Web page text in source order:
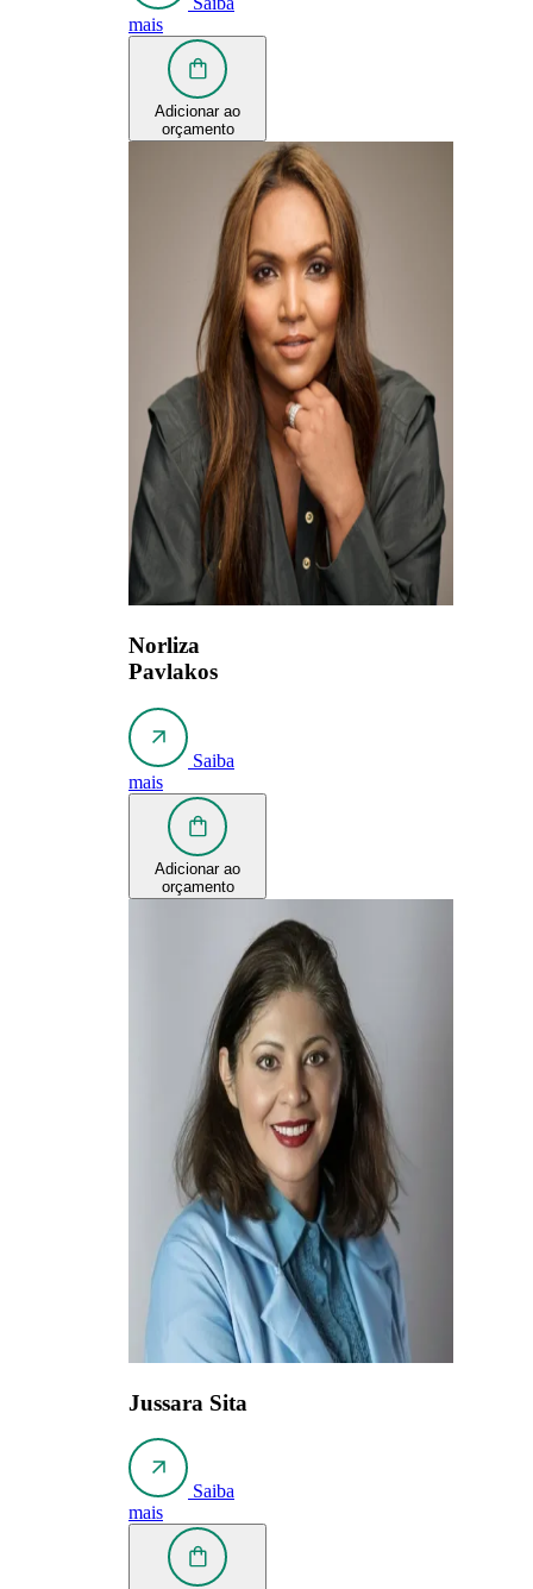
mais
Adicionar ao
orçamento
Norliza
Pavlakos
Saiba
mais
Adicionar ao
orçamento
Jussara Sita
Saiba
mais